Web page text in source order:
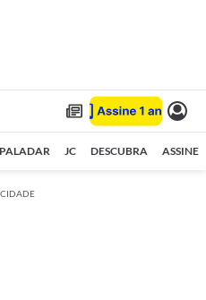
PALADAR JC DESCUBRA ASSINE